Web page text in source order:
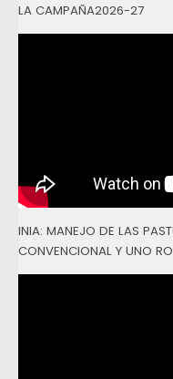
LA CAMPAÑA2026-27
INIA: MANEJO DE LAS
CONVENCIONAL Y UNO